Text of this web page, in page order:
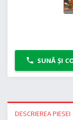
SUNĂ ȘI
DESCRIEREA PIESEI